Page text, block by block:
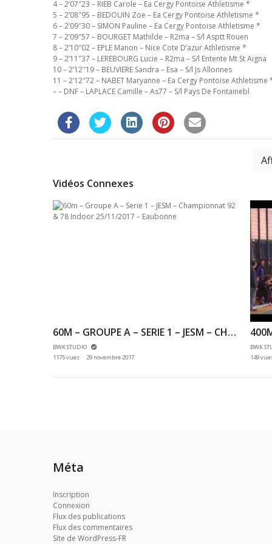
4 – 2’07″23 – RIEB Carole – Ea Cergy Pontoise Athletisme *
5 – 2’08″95 – BEDOUIN Zoe – Ea Cergy Pontoise Athletisme *
6 – 2’09″30 – SIMON Pauline – Ea Cergy Pontoise Athletisme *
7 – 2’09″57 – BOURGET Mathilde – R2ma – S/l Asptt Rouen
8 – 2’10″02 – EPLE Manon – Nice Cote D’azur Athletisme *
9 – 2’11″37 – LEREBOURG Lucie – R2ma – S/l Entente Mt St Aigna
10 – 2’12″19 – BEUVIERE Sandra – Esa – S/l Js Allonnes
11 – 2’12″72 – NABET Maryanne – Ea Cergy Pontoise Athletisme
– – DNF – LAPLACE Camille – As77 – S/l Pays De Fontainebl
Vidéos Connexes
60M – GROUPE A – SERIE 1 – JESM – CHAMPIONNAT 92 & 78 INDOOR 25/11/2017 – EAUBONNE
BWK STUDIO
1175 vues
29 novembre 2017
BWK
149
Méta
Inscription
Connexion
Flux des publications
Flux des commentaires
Site de WordPress-FR